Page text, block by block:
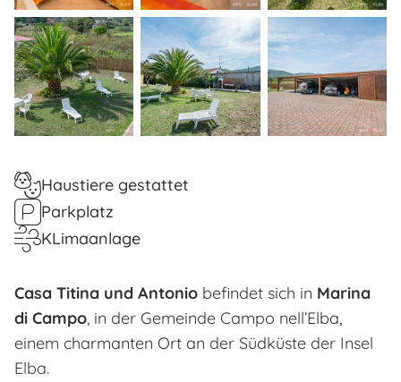
Haustiere gestattet
Parkplatz
KLimaanlage
Casa Titina und Antonio befindet sich in Marina
di Campo, in der Gemeinde Campo nell’Elba,
einem charmanten Ort an der Südküste der Insel
Elba.